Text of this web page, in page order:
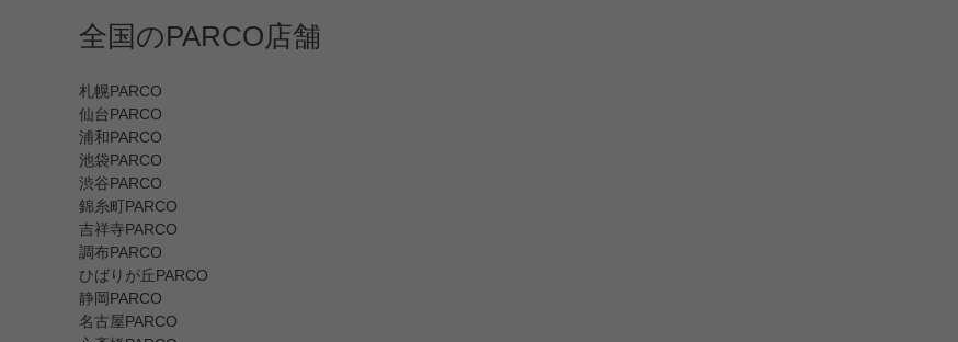
全国のPARCO店舗
札幌PARCO
仙台PARCO
浦和PARCO
池袋PARCO
渋谷PARCO
錦糸町PARCO
吉祥寺PARCO
調布PARCO
ひばりが丘PARCO
静岡PARCO
名古屋PARCO